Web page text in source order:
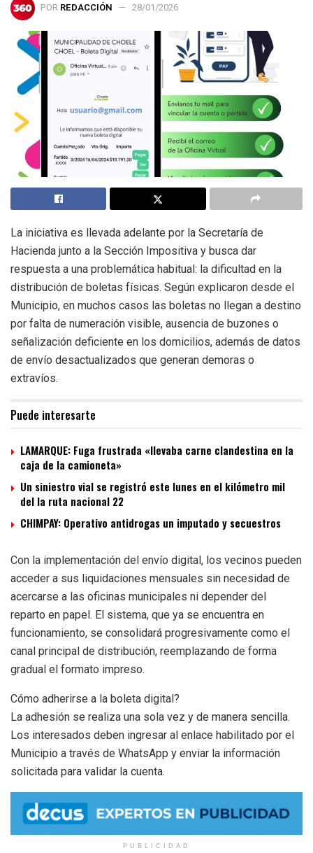
POR REDACCIÓN 28/01/2026
La iniciativa es llevada adelante por la Secretaría de
Hacienda junto a la Sección Impositiva y busca dar
respuesta a una problemática habitual: la dificultad en la
distribución de boletas físicas. Según explicaron desde el
Municipio, en muchos casos las boletas no llegan a destino
por falta de numeración visible, ausencia de buzones o
señalización deficiente en los domicilios, además de datos
de envío desactualizados que generan demoras o
extravíos.
Puede interesarte
LAMARQUE: Fuga frustrada «llevaba carne clandestina en la
caja de la camioneta»
Un siniestro vial se registró este lunes en el kilómetro mil
del la ruta nacional 22
CHIMPAY: Operativo antidrogas un imputado y secuestros
Con la implementación del envío digital, los vecinos pueden
acceder a sus liquidaciones mensuales sin necesidad de
acercarse a las oficinas municipales ni depender del
reparto en papel. El sistema, que ya se encuentra en
funcionamiento, se consolidará progresivamente como el
canal principal de distribución, reemplazando de forma
gradual el formato impreso.
Cómo adherirse a la boleta digital?
La adhesión se realiza una sola vez y de manera sencilla.
Los interesados deben ingresar al enlace habilitado por el
Municipio a través de WhatsApp y enviar la información
solicitada para validar la cuenta.
PUBLICIDAD